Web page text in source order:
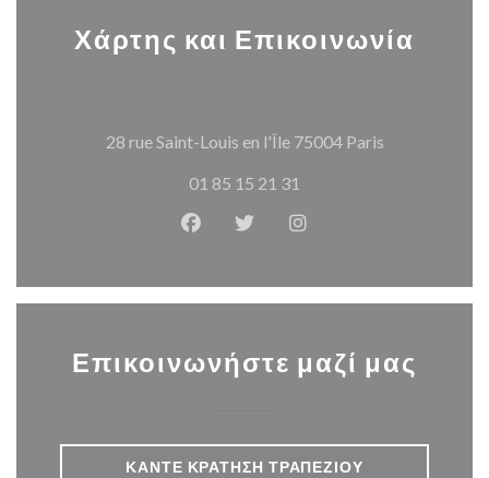
Χάρτης και Επικοινωνία
28 rue Saint-Louis en l'Île 75004 Paris((ανοίγει σε
01 85 15 21 31
Facebook ((ανοίγει σε νέο
Twitter ((ανοίγει σε νέο
Instagram ((ανοίγει
Επικοινωνήστε μαζί μας
ΚΆΝΤΕ ΚΡΆΤΗΣΗ ΤΡΑΠΕΖΙΟΎ